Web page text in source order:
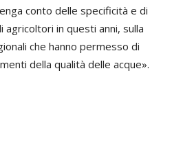
conto delle specificità e di
in questi anni, sulla
che hanno permesso di
della qualità delle acque».